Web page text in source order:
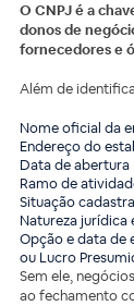
O CNPJ é a
donos de
fornecedores e
Além de
Nome oficial da
Endereço do
Data de abertura
Ramo de
Situação
Natureza jurídica
Opção e data de
ou Lucro
Sem ele,
ao fechamento